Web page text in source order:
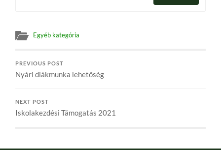
Egyéb kategória
PREVIOUS POST
Nyári diákmunka lehetőség
NEXT POST
Iskolakezdési Támogatás 2021